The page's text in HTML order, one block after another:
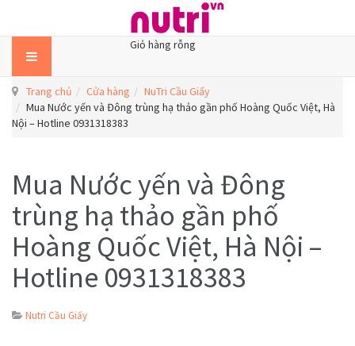
Giỏ hàng rỗng
Trang chủ Cửa hàng
NuTri Cầu Giấy
Mua Nước yến và Đông trùng hạ thảo gần phố Hoàng Quốc Việt, Hà
Nội – Hotline 0931318383
Mua Nước yến và Đông
trùng hạ thảo gần phố
Hoàng Quốc Việt, Hà Nội –
Hotline 0931318383
Nutri Cầu Giấy